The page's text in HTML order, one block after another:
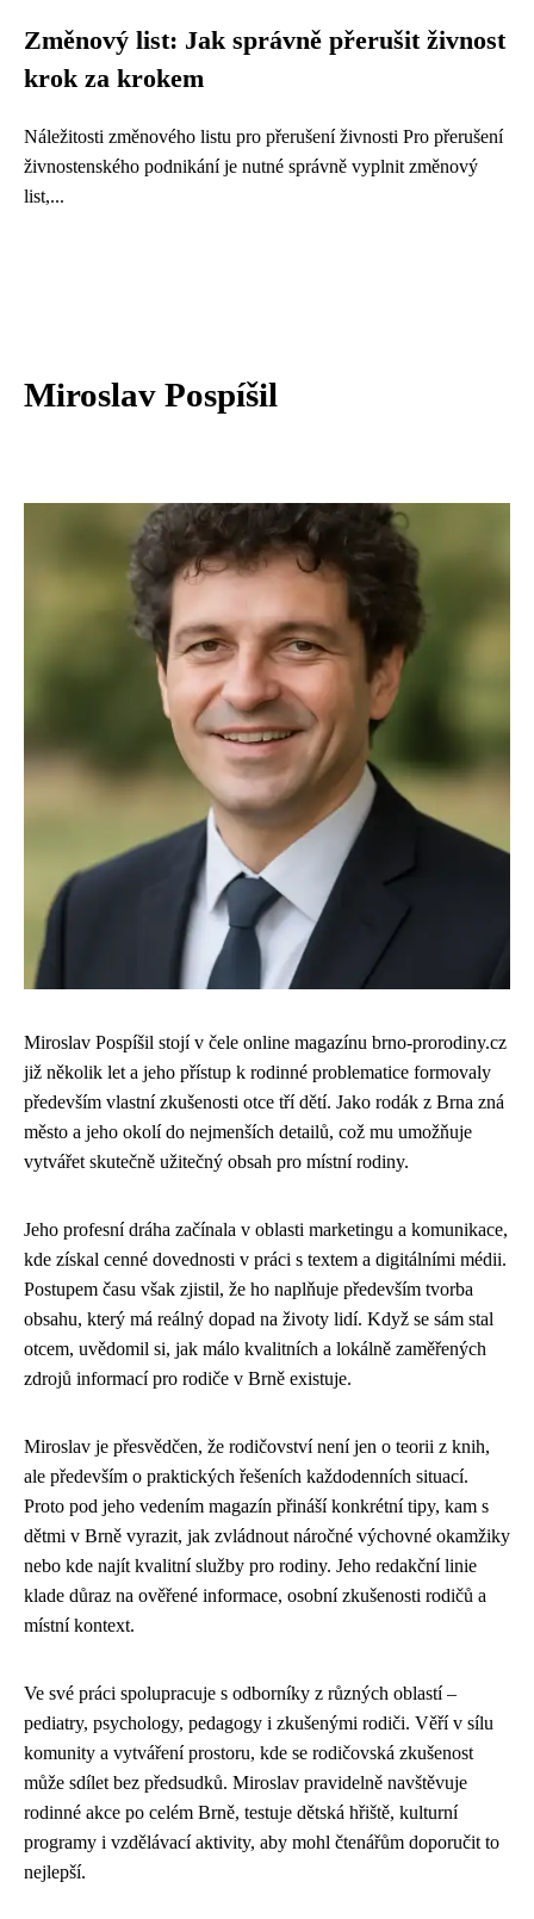
Změnový list: Jak správně přerušit živnost
krok za krokem
Náležitosti změnového listu pro přerušení živnosti Pro přerušení
živnostenského podnikání je nutné správně vyplnit změnový
list,...
Miroslav Pospíšil
Miroslav Pospíšil stojí v čele online magazínu brno-prorodiny.cz
již několik let a jeho přístup k rodinné problematice formovaly
především vlastní zkušenosti otce tří dětí. Jako rodák z Brna zná
město a jeho okolí do nejmenších detailů, což mu umožňuje
vytvářet skutečně užitečný obsah pro místní rodiny.
Jeho profesní dráha začínala v oblasti marketingu a komunikace,
kde získal cenné dovednosti v práci s textem a digitálními médii.
Postupem času však zjistil, že ho naplňuje především tvorba
obsahu, který má reálný dopad na životy lidí. Když se sám stal
otcem, uvědomil si, jak málo kvalitních a lokálně zaměřených
zdrojů informací pro rodiče v Brně existuje.
Miroslav je přesvědčen, že rodičovství není jen o teorii z knih,
ale především o praktických řešeních každodenních situací.
Proto pod jeho vedením magazín přináší konkrétní tipy, kam s
dětmi v Brně vyrazit, jak zvládnout náročné výchovné okamžiky
nebo kde najít kvalitní služby pro rodiny. Jeho redakční linie
klade důraz na ověřené informace, osobní zkušenosti rodičů a
místní kontext.
Ve své práci spolupracuje s odborníky z různých oblastí –
pediatry, psychology, pedagogy i zkušenými rodiči. Věří v sílu
komunity a vytváření prostoru, kde se rodičovská zkušenost
může sdílet bez předsudků. Miroslav pravidelně navštěvuje
rodinné akce po celém Brně, testuje dětská hřiště, kulturní
programy i vzdělávací aktivity, aby mohl čtenářům doporučit to
nejlepší.